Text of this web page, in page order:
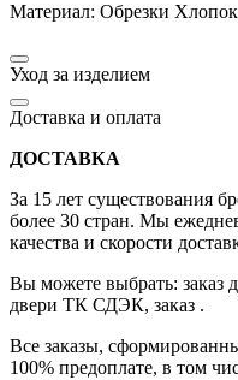
Материал: Обрезки Хлопок
Уход за изделием
Доставка и оплата
ДОСТАВКА
За 15 лет существования
более 30 стран. Мы
качества и скорости
Вы можете выбрать: заказ
двери ТК СДЭК, заказ .
Все заказы,
100% предоплате, в том